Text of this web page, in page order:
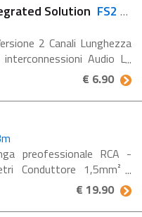
Solution FS2 100.2
2 Canali Lunghezza
Audio La
Soft Touch rende il
migliora la flessibilità UCS,
€ 6.90
preofessionale RCA -
Conduttore 1,5mm²
Cavo stereo ad alte
100% conduttori
€ 19.90